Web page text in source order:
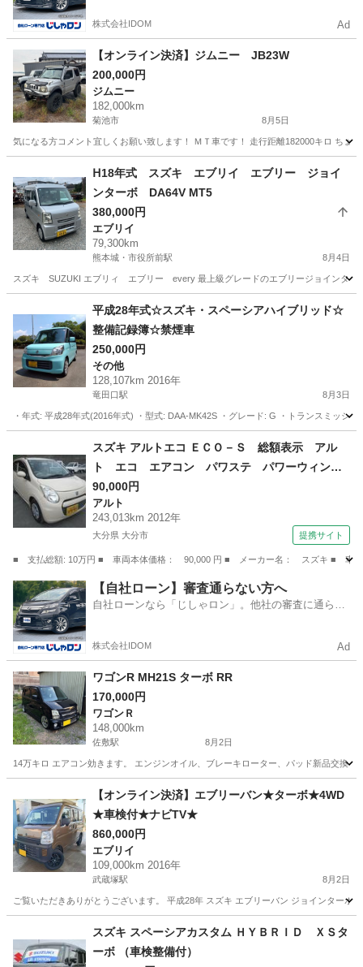
株式会社IDOM Ad
【オンライン決済】ジムニー JB23W
200,000円
ジムニー
182,000km
菊池市 8月5日
気になる方コメント宜しくお願い致します！ ＭＴ車です！ 走行距離182000キロ ちょ
ジムニー 走行距離
ᕼ18年式 スズキ エブリイ エブリー ジョイ
ンターボ DA64V MT5
380,000円
エブリイ
79,300km
熊本城・市役所前駅 8月4日
スズキ SUZUKI エブリィ エブリー every 最上級グレードのエブリージョインター
熊本城・市役所前駅 エブリイ
平成28年式☆スズキ・スペーシアハイブリッド☆
整備記録簿☆禁煙車
250,000円
その他
128,107km 2016年
竜田口駅 8月3日
・年式: 平成28年式(2016年式) ・型式: DAA-MK42S ・グレード: G ・トランスミッシ
竜田口駅
スズキ アルトエコ ＥＣＯ－Ｓ 総額表示 アル
ト エコ エアコン パワステ パワーウィン
ド キーレスキー タイミングチェーン Ｉ－Ｓ
ＴＯＰ （検9.2）
90,000円
アルト
243,013km 2012年
大分県 大分市 提携サイト
■ 支払総額: 10万円 ■ 車両本体価格： 90,000 円 ■ メーカー名： スズキ ■
大分 大分市 アルト
【自社ローン】審査通らない方へ
自社ローンなら「じしゃロン」。他社の審査に通らな
株式会社IDOM Ad
ワゴンR MH21S ターボ RR
170,000円
ワゴンＲ
148,000km
佐敷駅 8月2日
14万キロ エアコン効きます。 エンジンオイル、ブレーキローター、パッド新品交換
佐敷駅 ワゴンＲ ワゴンR
【オンライン決済】エブリーバン★ターボ★4WD
★車検付★ナビTV★
860,000円
エブリイ
109,000km 2016年
武蔵塚駅 8月2日
ご覧いただきありがとうございます。 平成28年 スズキ エブリーバン ジョインター
武蔵塚駅 エブリイ
スズキ スペーシアカスタム ＨＹＢＲＩＤ ＸＳタ
ーボ （車検整備付）